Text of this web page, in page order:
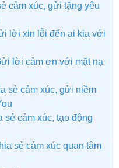
cảm xúc, gửi tặng yêu
lời xin lỗi đến ai kia với
lời cảm ơn với mặt nạ
sẻ cảm xúc, gửi niềm
sẻ cảm xúc, tạo động
sẻ cảm xúc quan tâm